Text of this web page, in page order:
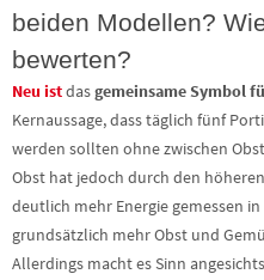
beiden Modellen?
bewerten?
Neu istdasgemeinsame Symbol
Kernaussage, dass täglich fünf
werden sollten ohne zwischen
Obst hat jedoch durch den
deutlich mehr Energie gemessen
grundsätzlich mehr Obst und
Allerdings macht es Sinn